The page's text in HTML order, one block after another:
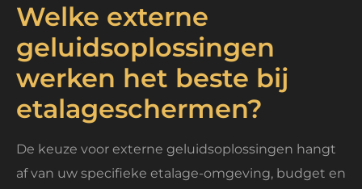
Welke externe
geluidsoplossingen
werken het beste bij
etalageschermen?
De keuze voor externe geluidsoplossingen hangt
af van uw specifieke etalage-omgeving, budget en